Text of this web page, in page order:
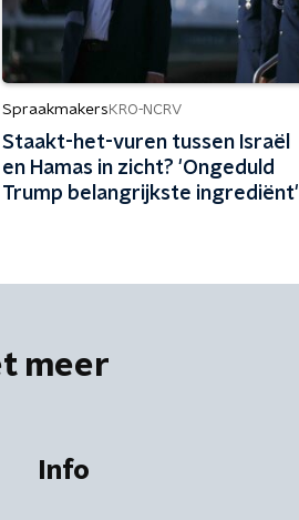
Spraakmakers KRO-NCRV
Staakt-het-vuren tussen Israël
en Hamas in zicht? 'Ongeduld
Trump belangrijkste ingrediënt'
meer
Info